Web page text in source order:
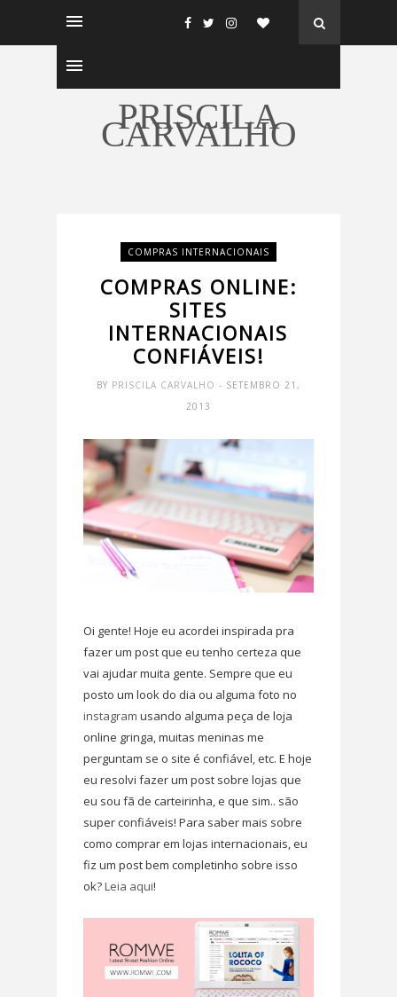
PRISCILA
CARVALHO
COMPRAS INTERNACIONAIS
COMPRAS ONLINE:
SITES
INTERNACIONAIS
CONFIÁVEIS!
BY PRISCILA CARVALHO - SETEMBRO 21,
2013
Oi gente! Hoje eu acordei inspirada pra
fazer um post que eu tenho certeza que
vai ajudar muita gente. Sempre que eu
posto um look do dia ou alguma foto no
instagram usando alguma peça de loja
online gringa, muitas meninas me
perguntam se o site é confiável, etc. E hoje
eu resolvi fazer um post sobre lojas que
eu sou fã de carteirinha, e que sim.. são
super confiáveis! Para saber mais sobre
como comprar em lojas internacionais, eu
fiz um post bem completinho sobre isso
ok?Leia aqui!